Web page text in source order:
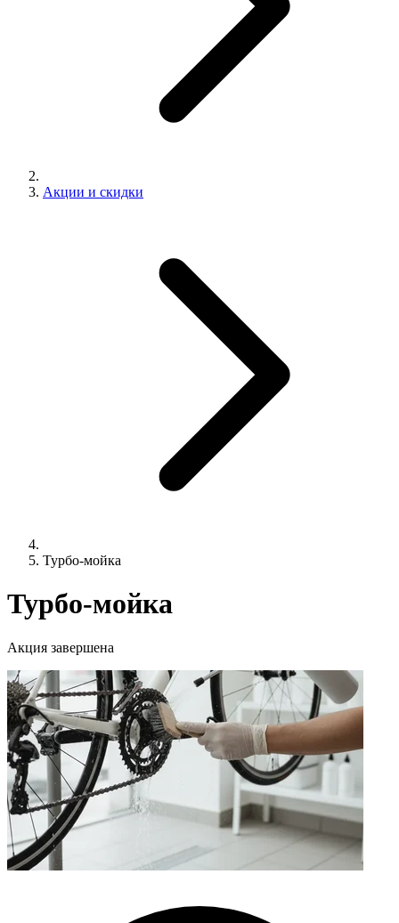
Акции и скидки
Турбо-мойка
Турбо-мойка
Акция завершена